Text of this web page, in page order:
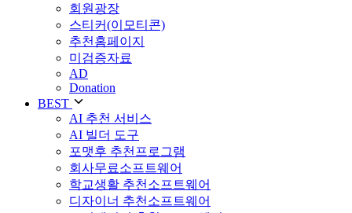
회원광장
스티커(이모티콘)
추천홈페이지
미검증자료
AD
Donation
BEST
AI 추천 서비스
AI 빌더 도구
포맷후 추천프로그램
회사무료소프트웨어
학교생활 추천소프트웨어
디자이너 추천소프트웨어